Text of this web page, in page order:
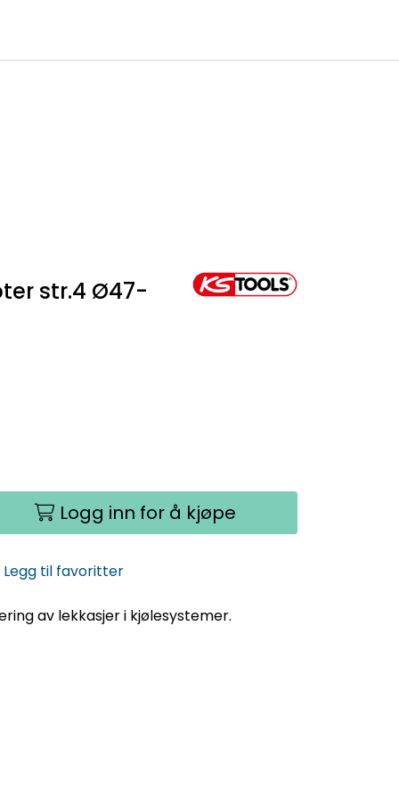
str.4 Ø47-
Logg inn for å kjøpe
Legg til favoritter
av lekkasjer i kjølesystemer.